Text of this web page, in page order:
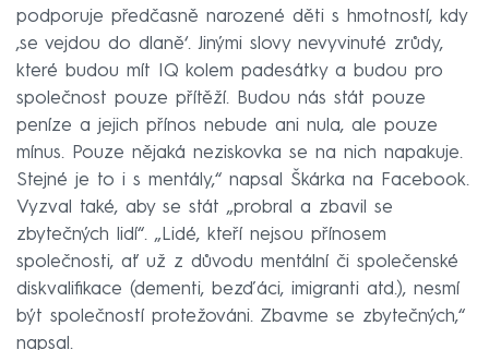
podporuje předčasně narozené děti s hmotností, kdy
,se vejdou do dlaně‘. Jinými slovy nevyvinuté zrůdy,
které budou mít IQ kolem padesátky a budou pro
společnost pouze přítěží. Budou nás stát pouze
peníze a jejich přínos nebude ani nula, ale pouze
mínus. Pouze nějaká neziskovka se na nich napakuje.
Stejné je to i s mentály,“ napsal Škárka na Facebook.
Vyzval také, aby se stát „probral a zbavil se
zbytečných lidí“. „Lidé, kteří nejsou přínosem
společnosti, ať už z důvodu mentální či společenské
diskvalifikace (dementi, bezďáci, imigranti atd.), nesmí
být společností protežováni. Zbavme se zbytečných,“
napsal.